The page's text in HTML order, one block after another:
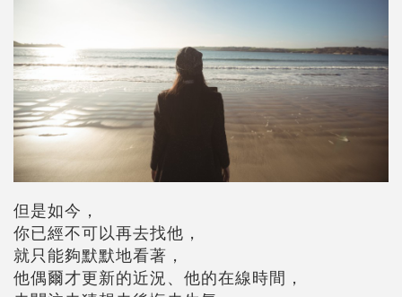
但是如今，
你已經不可以再去找他，
就只能夠默默地看著，
他偶爾才更新的近況、他的在線時間，